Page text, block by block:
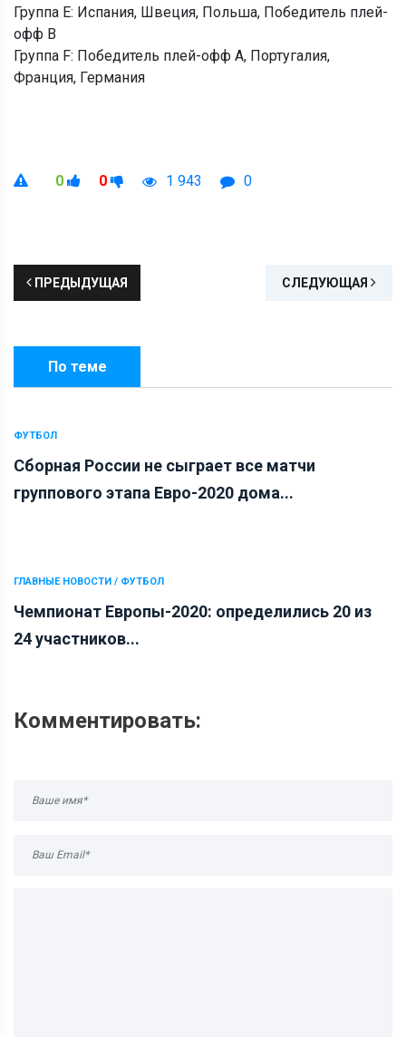
Группа E: Испания, Швеция, Польша, Победитель плей-
офф B
Группа F: Победитель плей-офф A, Португалия,
Франция, Германия
0 0 1 943 0
ПРЕДЫДУЩАЯ СЛЕДУЮЩАЯ
По теме
ФУТБОЛ
Сборная России не сыграет все матчи
группового этапа Евро-2020 дома...
ГЛАВНЫЕ НОВОСТИ / ФУТБОЛ
Чемпионат Европы-2020: определились 20 из
24 участников...
Комментировать: